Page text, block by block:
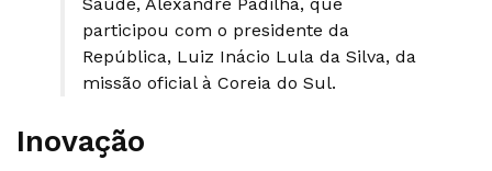
participou com o presidente da
República, Luiz Inácio Lula da Silva, da
missão oficial à Coreia do Sul.
Inovação